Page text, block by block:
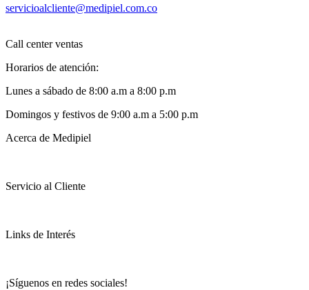
servicioalcliente@medipiel.com.co
Call center ventas
Horarios de atención:
Lunes a sábado de 8:00 a.m a 8:00 p.m
Domingos y festivos de 9:00 a.m a 5:00 p.m
Acerca de Medipiel
Servicio al Cliente
Links de Interés
¡Síguenos en redes sociales!